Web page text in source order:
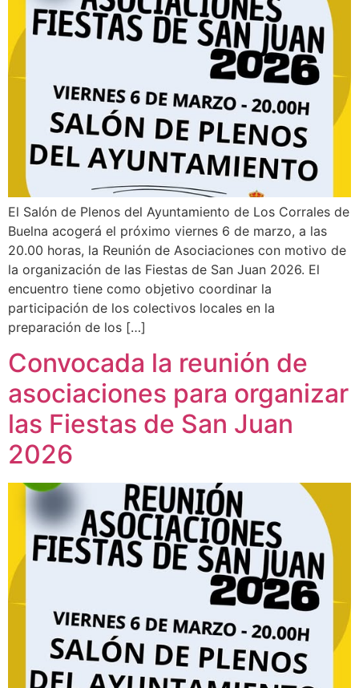
El Salón de Plenos del Ayuntamiento de Los Corrales de
Buelna acogerá el próximo viernes 6 de marzo, a las
20.00 horas, la Reunión de Asociaciones con motivo de
la organización de las Fiestas de San Juan 2026. El
encuentro tiene como objetivo coordinar la
participación de los colectivos locales en la
preparación de los […]
Convocada la reunión de
asociaciones para organizar
las Fiestas de San Juan
2026